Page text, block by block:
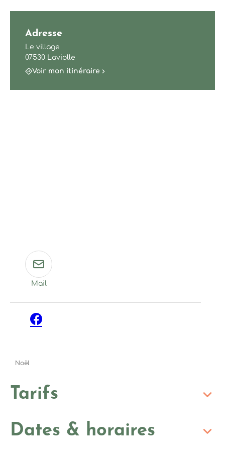
Noël
Tarifs
Dates & horaires
Adresse
Le village
07530 Laviolle
Voir mon itinéraire
Mail
Facebook